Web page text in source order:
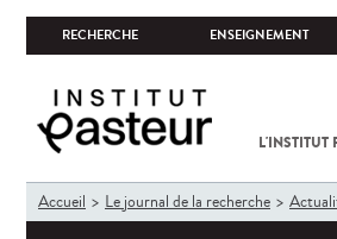
RECHERCHE ENSEIGNEMENT
L'INSTITUT
Vous
êtes
Accueil Le journal de la recherche